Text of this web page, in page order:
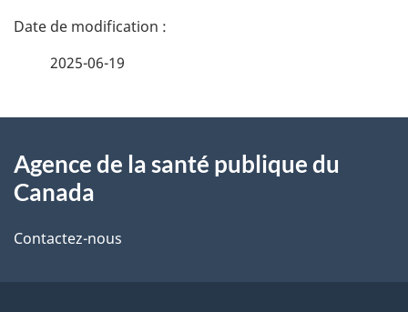
D
i
s
2025-06-19
propos
ce
Agence de la santé publique du
Canada
Contactez-nous